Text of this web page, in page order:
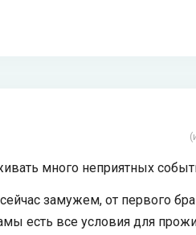
много неприятных
замужем, от первого
есть все условия для